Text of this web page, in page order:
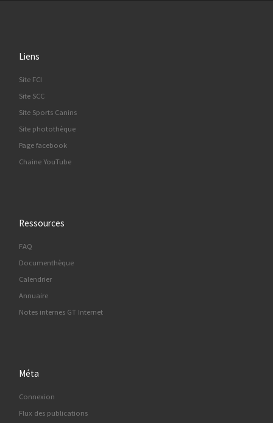
Liens
Site FCI
Site SCC
Site Sports Canins
Site photothèque
Page facebook
Chaine YouTube
Ressources
FAQ
Documenthèque
Calendrier
Annuaire
Notes internes GT Internet
Méta
Connexion
Flux des publications